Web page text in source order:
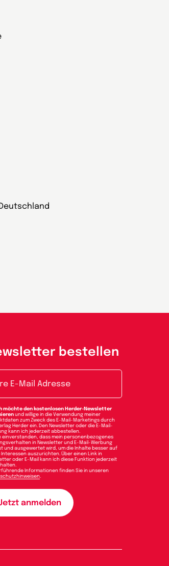
bestellen
möchte den kostenlosen Herder-Newsletter
und willige in die Verwendung meiner
zum Zweck des E-Mail-Marketings durch
Herder ein. Den Newsletter oder die E-Mail-
kann ich jederzeit abbestellen.
einverstanden, dass mein personenbezogenes
in Newsletter und E-Mail-Werbung
und ausgewertet wird, um die Inhalte besser auf
Interessen auszurichten. Über einen Link in
oder E-Mail kann ich diese Funktion jederzeit
Informationen finden Sie in unseren
.